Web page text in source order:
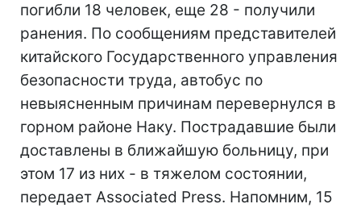
погибли 18 человек, еще 28 - получили
ранения. По сообщениям представителей
китайского Государственного управления
безопасности труда, автобус по
невыясненным причинам перевернулся в
горном районе Наку. Пострадавшие были
доставлены в ближайшую больницу, при
этом 17 из них - в тяжелом состоянии,
передает Associated Press. Напомним, 15